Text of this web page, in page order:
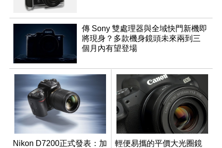
傳 Sony 雙處理器與全域快門新機即
將現身？多款機身鏡頭未來兩到三
個月內有望登場
Nikon D7200正式發表：加
輕便易攜的平價大光圈鏡